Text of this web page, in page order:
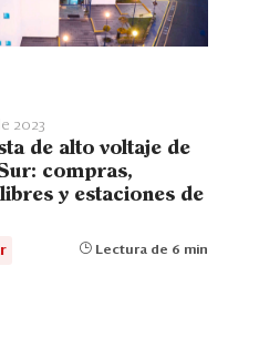
2023
de alto voltaje de
compras,
y estaciones de
Lectura de 6 min